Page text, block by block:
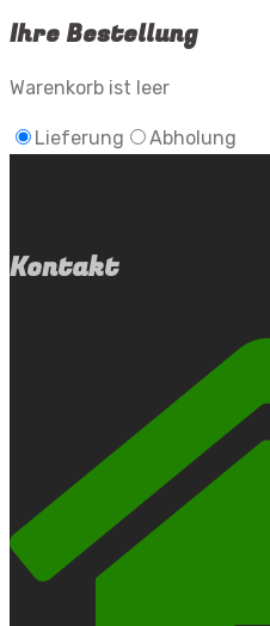
Ihre Bestellung
Warenkorb ist leer
Lieferung Abholung
Kontakt